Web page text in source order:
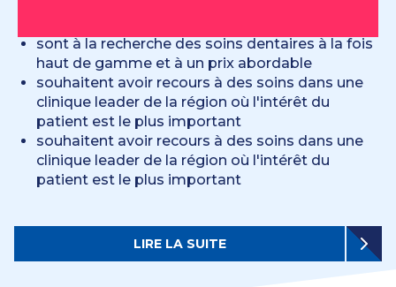
sont à la recherche des soins dentaires à la fois
haut de gamme et à un prix abordable
souhaitent avoir recours à des soins dans une
clinique leader de la région où l'intérêt du
patient est le plus important
souhaitent avoir recours à des soins dans une
clinique leader de la région où l'intérêt du
patient est le plus important
LIRE LA SUITE